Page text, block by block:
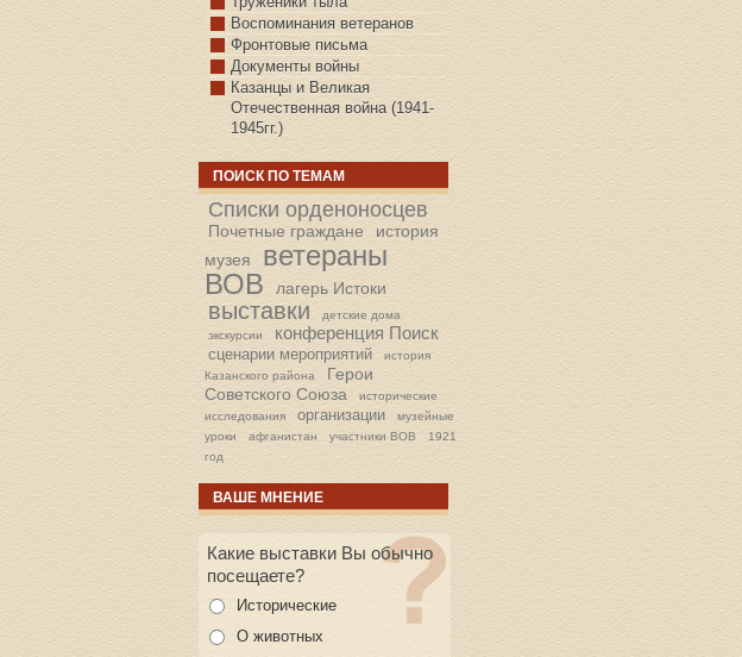
Воспоминания ветеранов
Фронтовые письма
Документы войны
Казанцы и Великая
Отечественная война (1941-
1945гг.)
ПОИСК ПО ТЕМАМ
Списки орденоносцев
Почетные граждане
история
музея
ветераны
ВОВ
лагерь Истоки
выставки
детские дома
экскурсии
конференция Поиск
сценарии мероприятий
история
Казанского района
Герои
Советского Союза
исторические
исследования
организации
музейные
уроки
афганистан участники ВОВ
1921
год
ВАШЕ МНЕНИЕ
Какие выставки Вы обычно
посещаете?
Исторические
О животных